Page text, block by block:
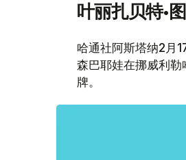
叶丽扎贝特•
哈通社阿斯塔纳2月
森巴耶娃在挪威利
牌。